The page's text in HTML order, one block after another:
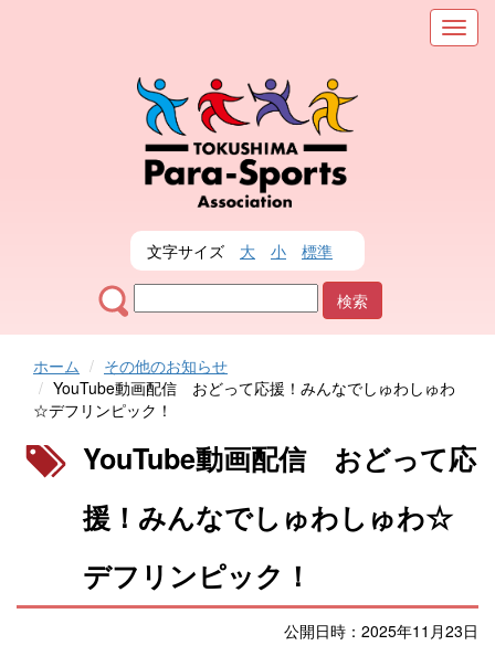
メ
ニ
文字サイズ 大 小 標準
ホーム
その他のお知らせ
YouTube動画配信 おどって応援！みんなでしゅわしゅわ
☆デフリンピック！
YouTube動画配信 おどって応
援！みんなでしゅわしゅわ☆
デフリンピック！
公開日時：2025年11月23日